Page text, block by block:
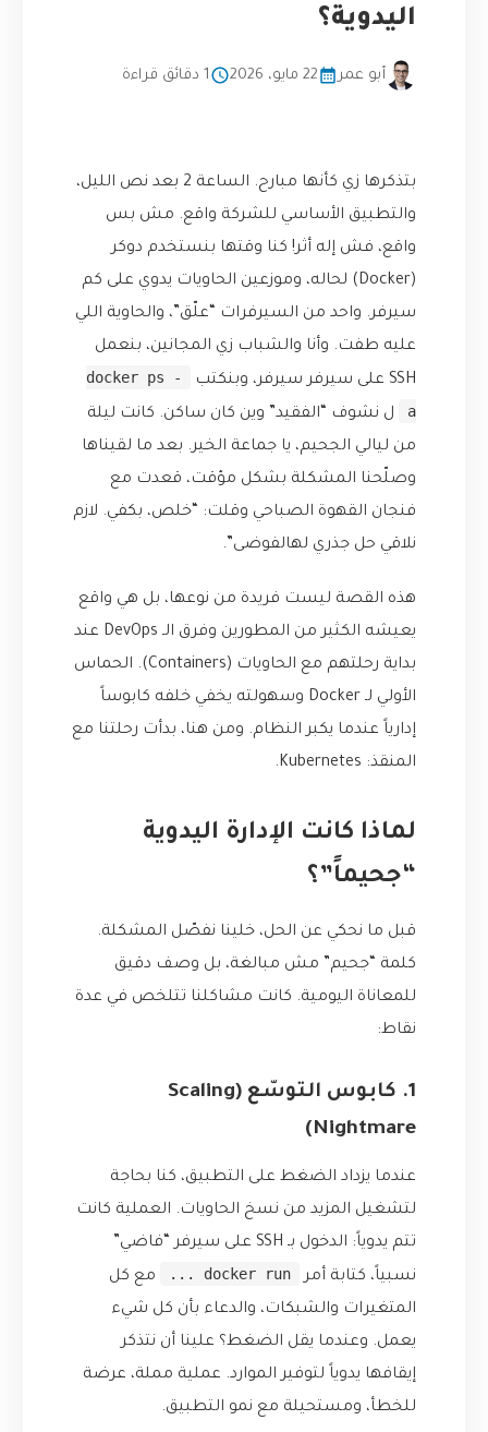
اليدوية؟
أبو عمر 22 مايو، 2026 1 دقائق قراءة
بتذكرها زي كأنها مبارح. الساعة 2 بعد نص الليل،
والتطبيق الأساسي للشركة واقع. مش بس
واقع، فش إله أثر! كنا وقتها بنستخدم دوكر
(Docker) لحاله، وموزعين الحاويات يدوي على كم
سيرفر. واحد من السيرفرات “علّق”، والحاوية اللي
عليه طفت. وأنا والشباب زي المجانين، بنعمل
SSH على سيرفر سيرفر، وبنكتب
docker ps -
a
ل نشوف “الفقيد” وين كان ساكن. كانت ليلة
من ليالي الجحيم، يا جماعة الخير. بعد ما لقيناها
وصلّحنا المشكلة بشكل مؤقت، قعدت مع
فنجان القهوة الصباحي وقلت: “خلص، بكفي. لازم
نلاقي حل جذري لهالفوضى”.
هذه القصة ليست فريدة من نوعها، بل هي واقع
يعيشه الكثير من المطورين وفرق الـ DevOps عند
بداية رحلتهم مع الحاويات (Containers). الحماس
الأولي لـ Docker وسهولته يخفي خلفه كابوساً
إدارياً عندما يكبر النظام. ومن هنا، بدأت رحلتنا مع
المنقذ: Kubernetes.
لماذا كانت الإدارة اليدوية
“جحيماً”؟
قبل ما نحكي عن الحل، خلينا نفصّل المشكلة.
كلمة “جحيم” مش مبالغة، بل وصف دقيق
للمعاناة اليومية. كانت مشاكلنا تتلخص في عدة
نقاط:
1. كابوس التوسّع (Scaling
Nightmare)
عندما يزداد الضغط على التطبيق، كنا بحاجة
لتشغيل المزيد من نسخ الحاويات. العملية كانت
تتم يدوياً: الدخول بـ SSH على سيرفر “فاضي”
نسبياً، كتابة أمر
docker run ...
مع كل
المتغيرات والشبكات، والدعاء بأن كل شيء
يعمل. وعندما يقل الضغط؟ علينا أن نتذكر
إيقافها يدوياً لتوفير الموارد. عملية مملة، عرضة
للخطأ، ومستحيلة مع نمو التطبيق.